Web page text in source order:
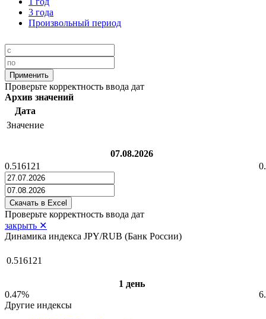
3 года
Произвольный период
Проверьте корректность ввода дат
Архив значений
Дата
Значение
07.08.2026
0.516121
Проверьте корректность ввода дат
закрыть ✕
Динамика индекса JPY/RUB (Банк России)
0.516121
1 день
0.47%
Другие индексы